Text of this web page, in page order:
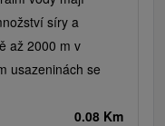
síry a
až 2000 m v
usazeninách se
0.08 Km